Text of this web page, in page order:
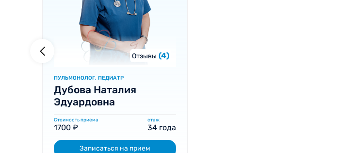
Отзывы (4)
ПУЛЬМОНОЛОГ, ПЕДИАТР
Дубова Наталия
Эдуардовна
Стоимость приема
1700 ₽
стаж
34 года
Записаться на прием